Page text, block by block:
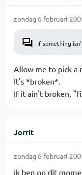
zondag 6 februari
If something
Allow me to pick a
It's *broken*.
If it ain't broken,
Jorrit
zondag 6 februari
ik ben op dit